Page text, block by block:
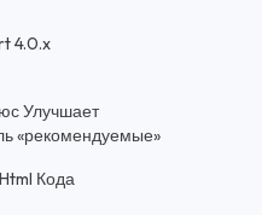
4.0.x
Улучшает
«рекомендуемые»
Кода